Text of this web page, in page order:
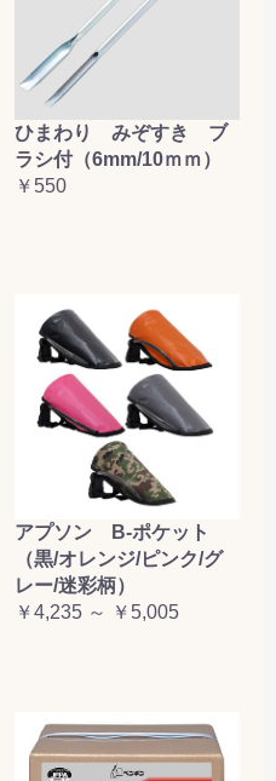
カートへ進む
ひまわり みぞすき ブ
ラシ付（6mm/10ｍｍ）
￥550
アプソン B-ポケット
（黒/オレンジ/ピンク/グ
レー/迷彩柄）
￥4,235 ～ ￥5,005